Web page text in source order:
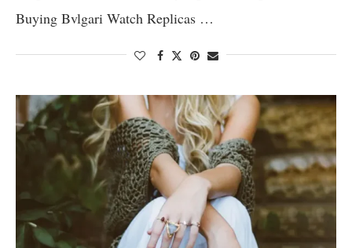
Buying Bvlgari Watch Replicas …